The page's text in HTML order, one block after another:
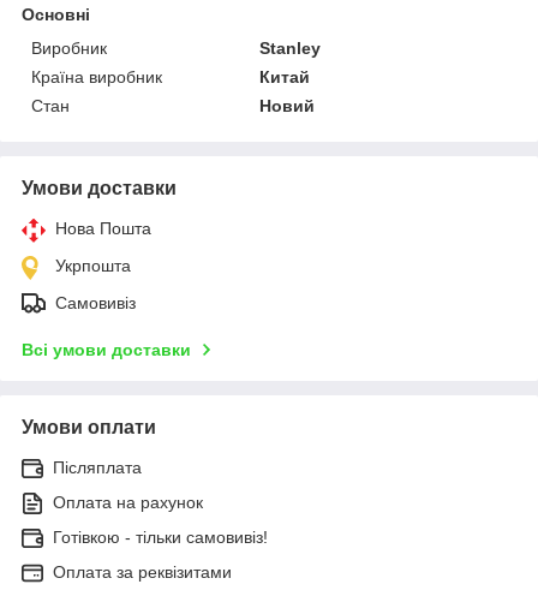
Основні
Виробник
Stanley
Країна виробник
Китай
Стан
Новий
Умови доставки
Нова Пошта
Укрпошта
Самовивіз
Всі умови доставки
Умови оплати
Післяплата
Оплата на рахунок
Готівкою - тільки самовивіз!
Оплата за реквізитами